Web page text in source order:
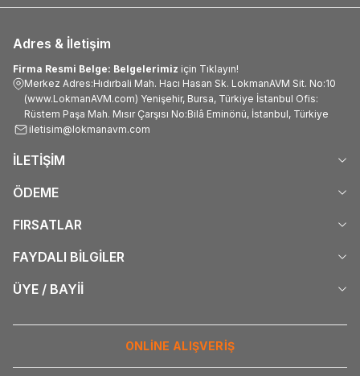
Adres & İletişim
Firma Resmi Belge: Belgelerimiz için Tıklayın!
Merkez Adres:Hıdırbali Mah. Hacı Hasan Sk. LokmanAVM Sit. No:10
(www.LokmanAVM.com) Yenişehir, Bursa, Türkiye İstanbul Ofis:
Rüstem Paşa Mah. Mısır Çarşısı No:Bilâ Eminönü, İstanbul, Türkiye
iletisim@lokmanavm.com
İLETİŞİM
ÖDEME
FIRSATLAR
FAYDALI BİLGİLER
ÜYE / BAYİİ
ONLİNE ALIŞVERİŞ